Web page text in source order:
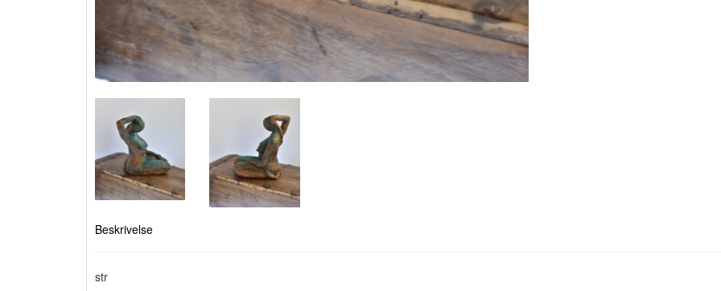
Beskrivelse
str